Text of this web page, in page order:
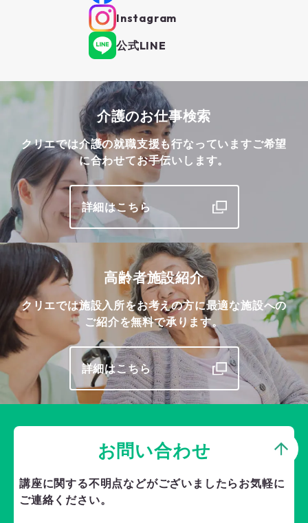
公式LINE
Instagram
介護のお仕事検索
クリエでは介護の就職支援も行なっていますご希望
に合わせてお手伝いします。
詳細はこちら
高齢者施設紹介
クリエでは施設入所をお考えの方に最適な施設への
ご紹介を無料で承ります。
詳細はこちら
お問い合わせ
講座に関する不明点などがございましたら お気軽に
ご連絡ください。